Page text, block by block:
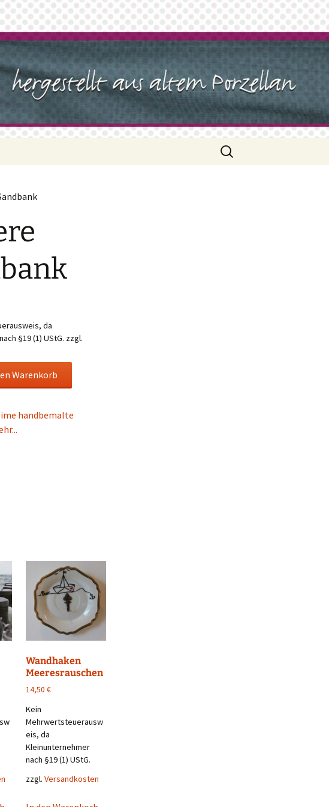
Suchen
nach:
da
§19 (1) UStG. zzgl.
Warenkorb
handbemalte
Wandhaken
Meeresrauschen
14,50€
Kein
Mehrwertsteuerausw
eis, da
Kleinunternehmer
nach §19 (1) UStG.
zzgl.Versandkosten